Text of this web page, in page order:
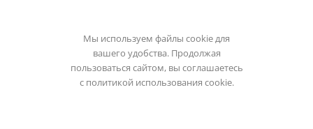
Мы используем файлы cookie для
вашего удобства. Продолжая
пользоваться сайтом, вы соглашаетесь
с политикой использования cookie.